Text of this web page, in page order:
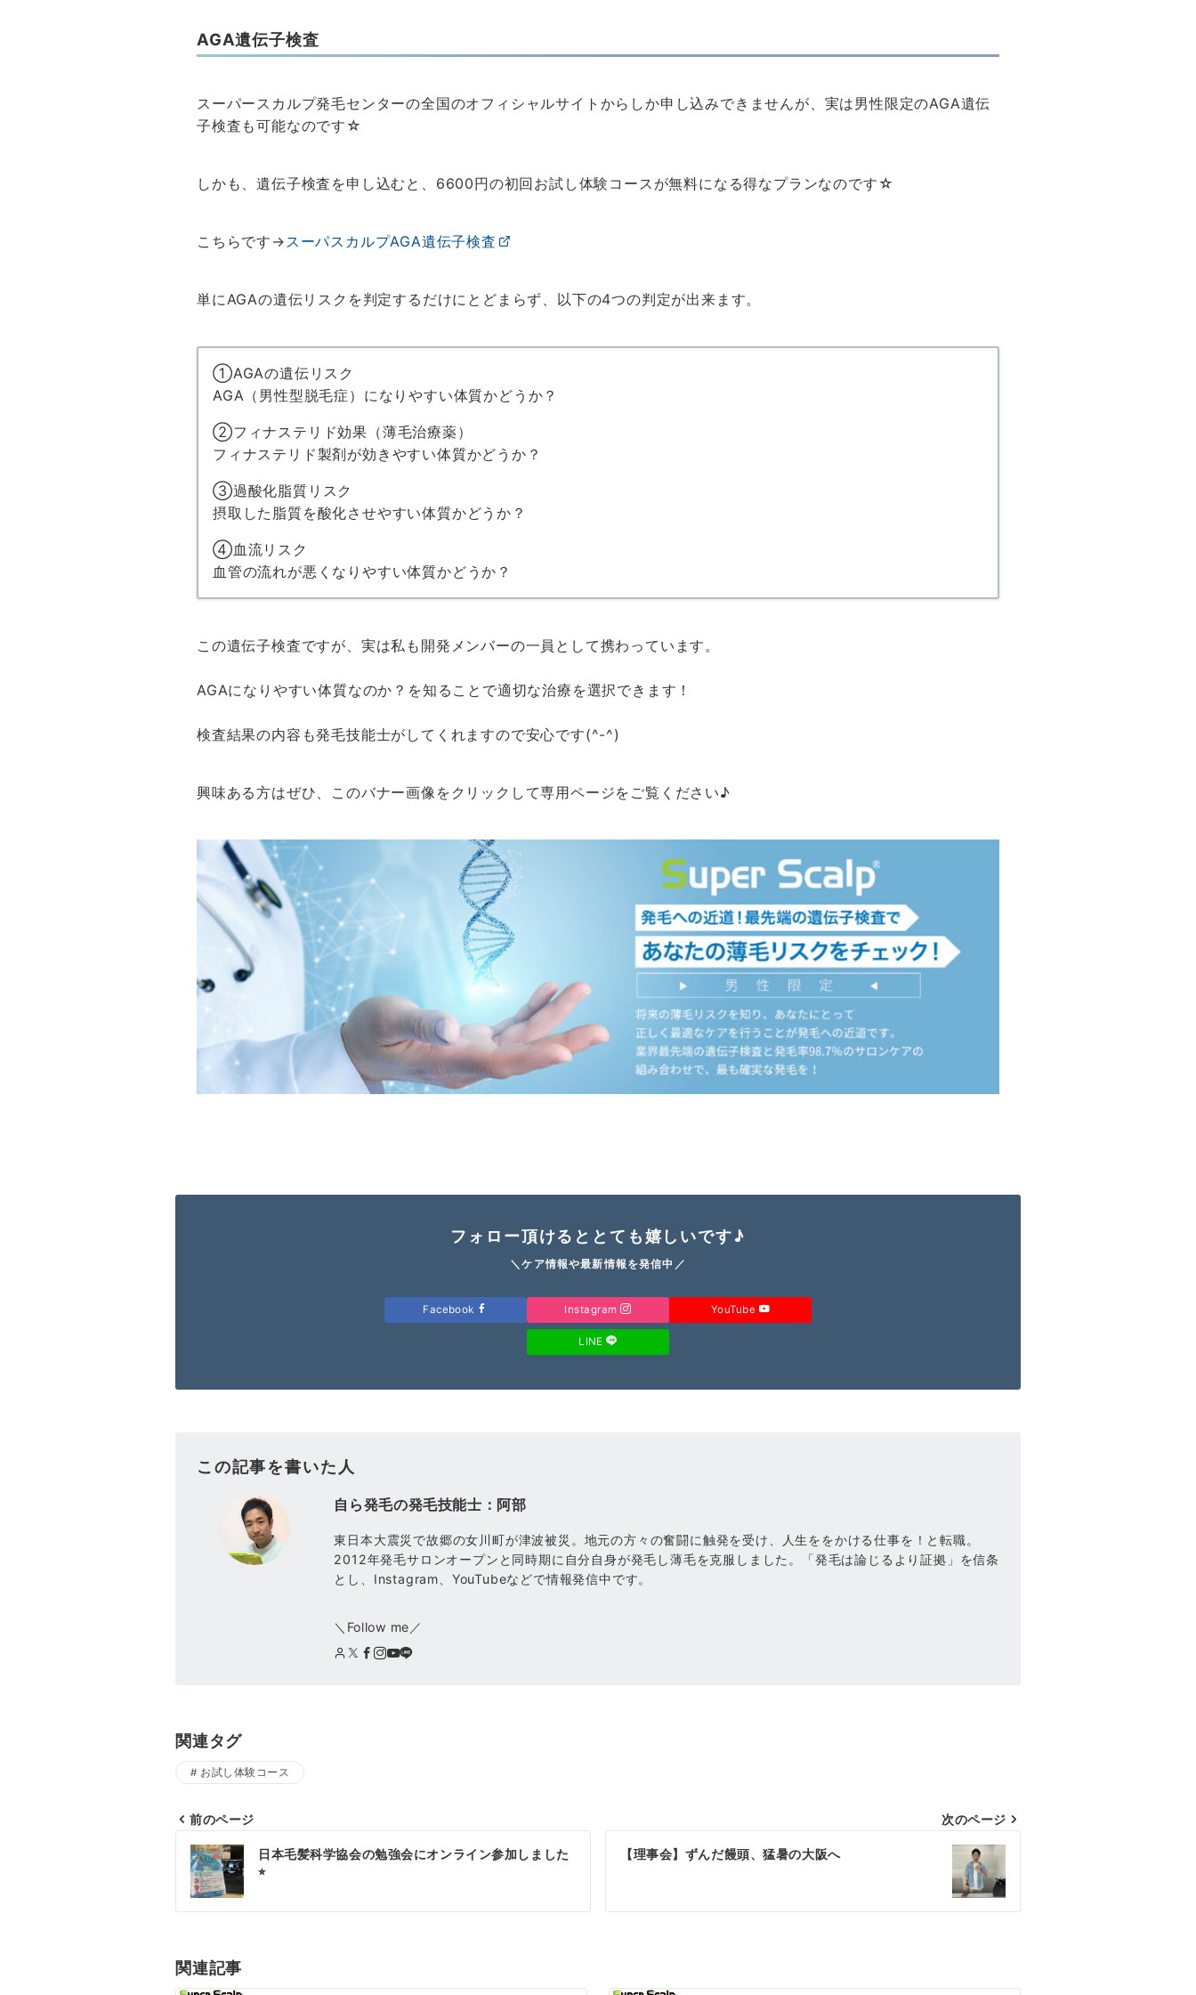
AGA遺伝子検査
スーパースカルプ発毛センターの全国のオフィシャルサイトからしか申し込みできませんが、実は男性限定のAGA遺伝
子検査も可能なのです☆
しかも、遺伝子検査を申し込むと、6600円の初回お試し体験コースが無料になる得なプランなのです☆
こちらです→ スーパスカルプAGA遺伝子検査
単にAGAの遺伝リスクを判定するだけにとどまらず、以下の4つの判定が出来ます。
①AGAの遺伝リスク
AGA（男性型脱毛症）になりやすい体質かどうか？
②フィナステリド効果（薄毛治療薬）
フィナステリド製剤が効きやすい体質かどうか？
③過酸化脂質リスク
摂取した脂質を酸化させやすい体質かどうか？
④血流リスク
血管の流れが悪くなりやすい体質かどうか？
この遺伝子検査ですが、実は私も開発メンバーの一員として携わっています。
AGAになりやすい体質なのか？を知ることで適切な治療を選択できます！
検査結果の内容も発毛技能士がしてくれますので安心です(^-^)
興味ある方はぜひ、このバナー画像をクリックして専用ページをご覧ください♪
フォロー頂けるととても嬉しいです♪
＼ケア情報や最新情報を発信中／
Facebook Instagram YouTube
LINE
この記事を書いた人
自ら発毛の発毛技能士：阿部
東日本大震災で故郷の女川町が津波被災。地元の方々の奮闘に触発を受け、人生ををかける仕事を！と転職。
2012年発毛サロンオープンと同時期に自分自身が発毛し薄毛を克服しました。「発毛は論じるより証拠」を信条
とし、Instagram、YouTubeなどで情報発信中です。
＼Follow me／
関連タグ
お試し体験コース
投
稿
ナ
ゲ
前のページ
日本毛髪科学協会の勉強会にオンライン参加しました
⭐︎
次のページ
【理事会】ずんだ饅頭、猛暑の大阪へ
関連記事